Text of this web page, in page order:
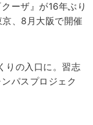
ーザ』が16年ぶり
、8月大阪で開催
りの入口に。習志
パスプロジェク